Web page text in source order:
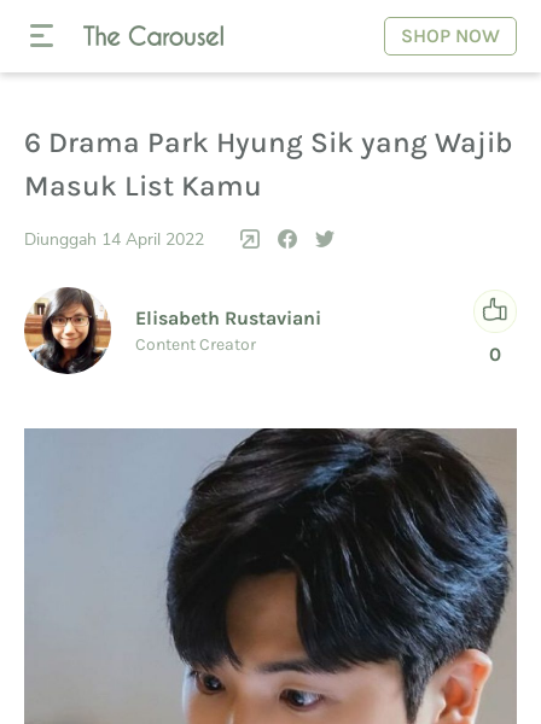
SHOP NOW
6 Drama Park Hyung Sik yang Wajib
Masuk List Kamu
Diunggah 14 April 2022
Elisabeth Rustaviani
Content Creator 0